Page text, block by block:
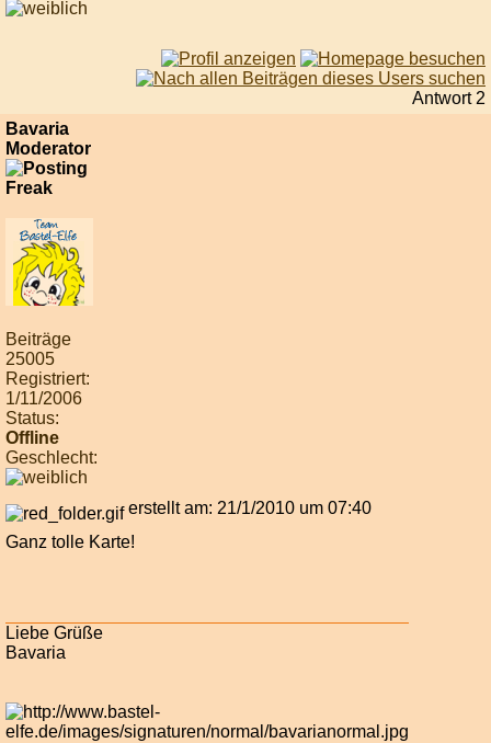
Antwort 2
Bavaria
Moderator
Beiträge
25005
Registriert:
1/11/2006
Status:
Offline
Geschlecht:
erstellt am: 21/1/2010 um 07:40
Ganz tolle Karte!
Liebe Grüße
Bavaria